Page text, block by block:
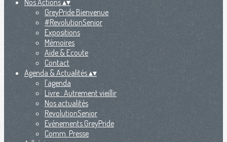
Nos Actions▴▾
GreyPride Bienvenue
#RevolutionSenior
Expositions
Mémoires
Aide & Ecoute
Contact
Agenda & Actualités▴▾
l'agenda
Livre : Autrement vieillir
Nos actualités
RevolutionSenior
Evènements GreyPride
Comm. Presse